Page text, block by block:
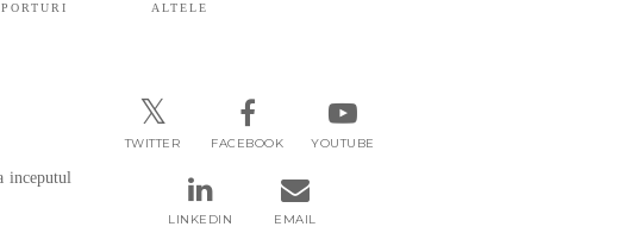
ALTELE
TWITTER FACEBOOK YOUTUBE
LINKEDIN EMAIL